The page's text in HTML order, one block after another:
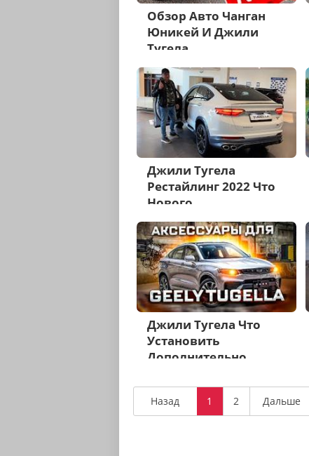
Обзор Авто Чанган
Юникей И Джили
Тугела
Джили Тугела
Рестайлинг 2022 Что
Нового
Джили Тугела Что
Установить
Дополнительно
Назад 1 2 Дальше